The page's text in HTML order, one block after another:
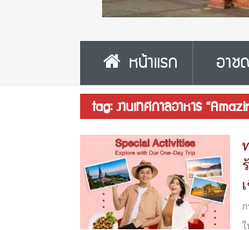
หน้าแรก อาช
tag: งานเทศกาลอาหาร